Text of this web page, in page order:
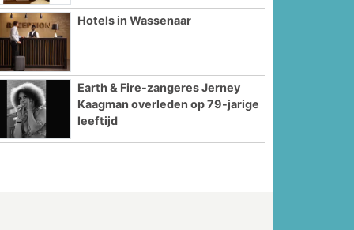
Hotels in Wassenaar
Earth & Fire-zangeres Jerney
Kaagman overleden op 79-jarige
leeftijd